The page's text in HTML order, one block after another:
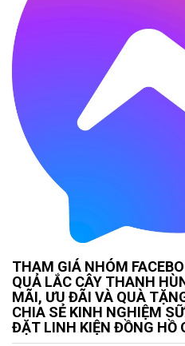
THAM GIÁ NHÓM
QUẢ LẮC CÂY THANH
MÃI, ƯU ĐÃI VÀ QUÀ
CHIA SẺ KINH NGHIỆM
ĐẶT LINH KIỆN ĐỒNG HỒ